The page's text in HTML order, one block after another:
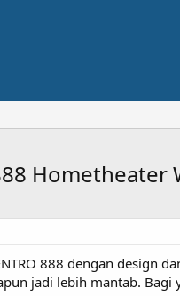
Hometheater
888 dengan
jadi lebih mantab. Bagi